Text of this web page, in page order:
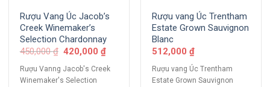
Rượu Vang Úc Jacob’s
Creek Winemaker’s
Selection Chardonnay
450,000₫ 420,000₫
Rượu Vanng Jacob's Creek
Winemaker's Selection
Rượu vang Úc Trentham
Estate Grown Sauvignon
Blanc
512,000 ₫
Rượu vang Úc Trentham
Estate Grown Sauvignon